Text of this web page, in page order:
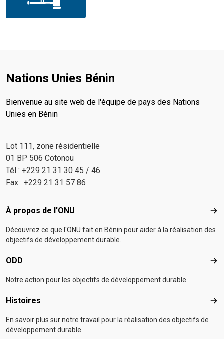
Nations Unies Bénin
Bienvenue au site web de l'équipe de pays des Nations
Unies en Bénin
Lot 111, zone résidentielle
01 BP 506 Cotonou
Tél : +229 21 31 30 45 / 46
Fax : +229 21 31 57 86
Footer menu
À propos de l'ONU À
Découvrez ce que l'ONU fait en Bénin pour aider à la réalisation des
objectifs de développement durable.
ODD
Notre action pour les objectifs de développement durable
Histoires
En savoir plus sur notre travail pour la réalisation des objectifs de
développement durable